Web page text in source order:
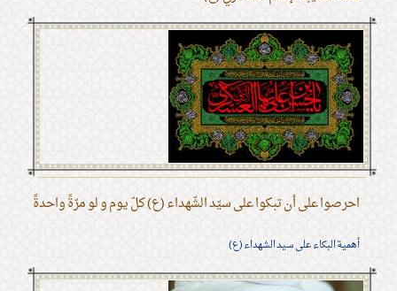
احرصوا على أن تبكوا على سيّد الشّهداء (ع) كلّ يوم و لو مرّةً واحدةً
أهمية البكاء على سيد الشهداء (ع)